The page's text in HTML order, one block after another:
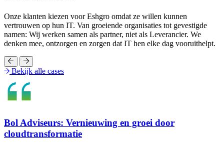
Onze klanten kiezen voor Eshgro omdat ze willen kunnen
vertrouwen op hun IT. Van groeiende organisaties tot gevestigde
namen: Wij werken samen als partner, niet als Leverancier. We
denken mee, ontzorgen en zorgen dat IT hen elke dag vooruithelpt.
Bekijk alle cases
Bol Adviseurs: Vernieuwing en groei door
cloudtransformatie